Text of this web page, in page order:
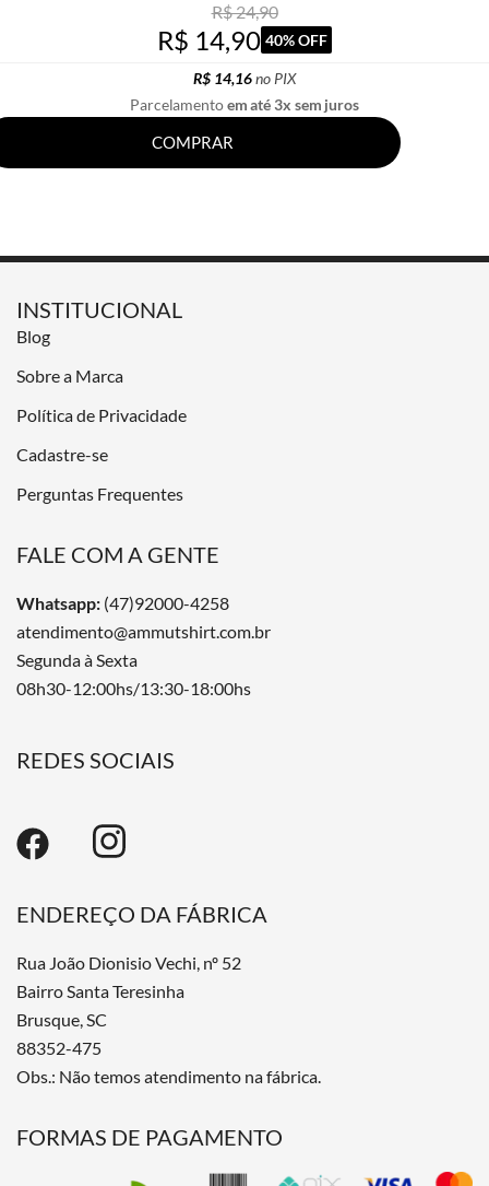
R$ 24,90
R$ 14,90 40% OFF
R$ 14,16no PIX
Parcelamentoem até 3x sem juros
COMPRAR
INSTITUCIONAL
Blog
Sobre a Marca
Política de Privacidade
Cadastre-se
Perguntas Frequentes
FALE COM A GENTE
Whatsapp: (47)92000-4258
atendimento@ammutshirt.com.br
Segunda à Sexta
08h30-12:00hs/13:30-18:00hs
REDES SOCIAIS
ENDEREÇO DA FÁBRICA
Rua João Dionisio Vechi, nº 52
Bairro Santa Teresinha
Brusque, SC
88352-475
Obs.: Não temos atendimento na fábrica.
FORMAS DE PAGAMENTO